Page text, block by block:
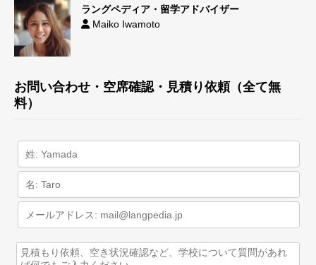
ラングペディア・留学アドバイザー
Maiko Iwamoto
お問い合わせ・空席確認・見積り依頼（全て無
料）